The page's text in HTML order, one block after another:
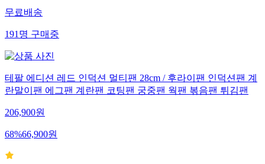
무료배송
191명구매중
테팔 에디션 레드 인덕션 멀티팬 28cm / 후라이팬 인덕션팬 계
란말이팬 에그팬 계란팬 코팅팬 궁중팬 웍팬 볶음팬 튀김팬
206,900원
68%66,900원